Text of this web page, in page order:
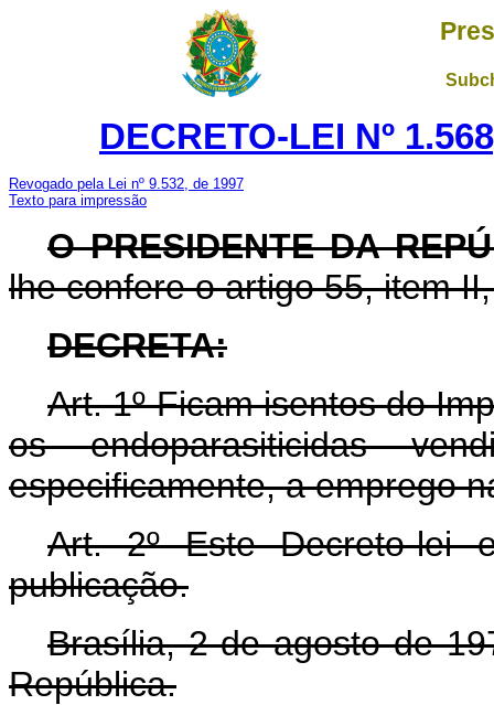
DECRETO-LEI Nº
Revogado pela Lei nº 9.532, de 1997
Texto para impressão
O PRESIDENTE DA
lhe confere o artigo 55, item
DECRETA:
Art. 1º Ficam isentos do
os endoparasiticidas
especificamente, a emprego
Art. 2º Este Decreto-lei
publicação.
Brasília, 2 de agosto de
República.